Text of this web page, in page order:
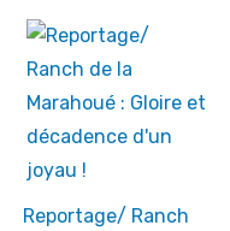
Reportage/ Ranch